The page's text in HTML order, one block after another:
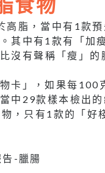
高脂，當中有1款
其中有1款有「加
沒有聲稱「瘦」的
卡」，如果每
當中29款樣本檢
，只有1款的「